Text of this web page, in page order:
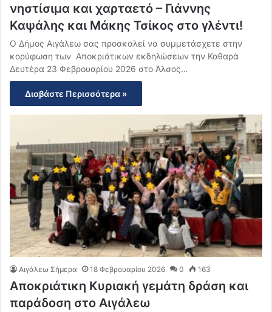
νηστίσιμα και χαρταετό – Γιάννης
Καψάλης και Μάκης Τσίκος στο γλέντι!
Ο Δήμος Αιγάλεω σας προσκαλεί να συμμετάσχετε στην
κορύφωση των Αποκριάτικων εκδηλώσεων την Καθαρά
Δευτέρα 23 Φεβρουαρίου 2026 στο Άλσος…
Διαβάστε Περισσότερα »
Αιγάλεω Σήμερα 18 Φεβρουαρίου 2026 0 163
Αποκριάτικη Κυριακή γεμάτη δράση και
παράδοση στο Αιγάλεω